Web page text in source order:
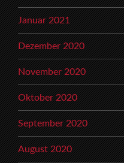
Januar 2021
Dezember 2020
November 2020
Oktober 2020
September 2020
August 2020